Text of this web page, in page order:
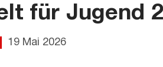
für Jugend
19 Mai 2026